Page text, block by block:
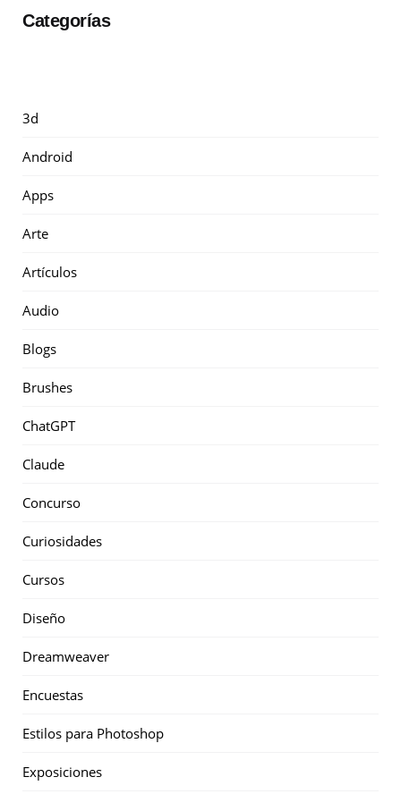
Categorías
3d
Android
Apps
Arte
Artículos
Audio
Blogs
Brushes
ChatGPT
Claude
Concurso
Curiosidades
Cursos
Diseño
Dreamweaver
Encuestas
Estilos para Photoshop
Exposiciones